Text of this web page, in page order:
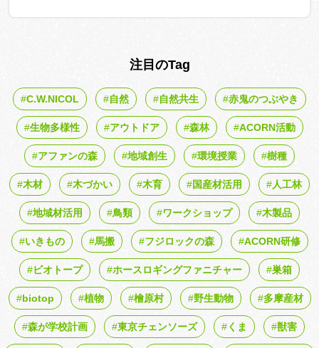
注目のTag
C.W.NICOL 自然 自然共生 赤鬼のつぶやき
生物多様性 アウトドア 森林 ACORN活動
アファンの森 地域創生 環境授業 樹種
木材 木づかい 木育 国産材活用 人工林
地域材活用 鳥類 ワークショップ 木製品
いきもの 馬搬 フジロックの森 ACORN研修
ビオトープ ホースロギングファニチャー 巣箱
biotop 植物 檜原村 野生動物 多摩産材
森が学校計画 東京チェンソーズ くま 獣害